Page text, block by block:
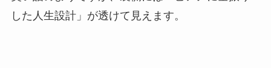
した人生設計」が透けて見えます。